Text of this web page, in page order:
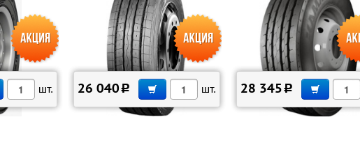
шт.
В КОРЗИНУ
26 040 c шт.
В КОРЗИНУ
28 345 c